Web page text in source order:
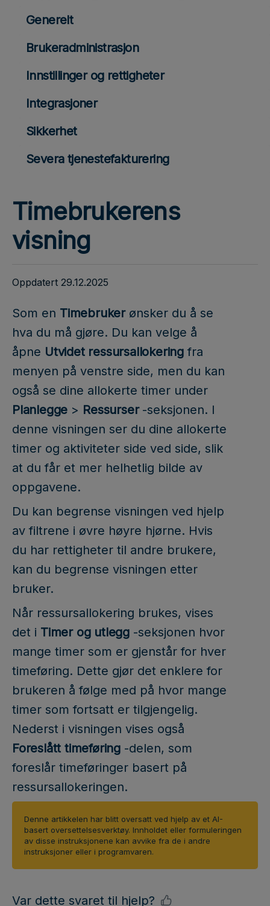
Generelt
Brukeradministrasjon
Innstillinger og rettigheter
Integrasjoner
Sikkerhet
Severa tjenestefakturering
Timebrukerens
visning
Oppdatert 29.12.2025
Som en Timebrukerønsker du å se
hva du må gjøre. Du kan velge å
åpne Utvidet ressursallokering fra
menyen på venstre side, men du kan
også se dine allokerte timer under
Planlegge > Ressurser-seksjonen. I
denne visningen ser du dine allokerte
timer og aktiviteter side ved side, slik
at du får et mer helhetlig bilde av
oppgavene.
Du kan begrense visningen ved hjelp
av filtrene i øvre høyre hjørne. Hvis
du har rettigheter til andre brukere,
kan du begrense visningen etter
bruker.
Når ressursallokering brukes, vises
det i Timer og utlegg -seksjonen hvor
mange timer som er gjenstår for hver
timeføring. Dette gjør det enklere for
brukeren å følge med på hvor mange
timer som fortsatt er tilgjengelig.
Nederst i visningen vises også
Foreslått timeføring -delen, som
foreslår timeføringer basert på
ressursallokeringen.
Denne artikkelen har blitt oversatt ved hjelp av et AI-
basert oversettelsesverktøy. Innholdet eller formuleringen
av disse instruksjonene kan avvike fra de i andre
instruksjoner eller i programvaren.
Var dette svaret til hjelp?